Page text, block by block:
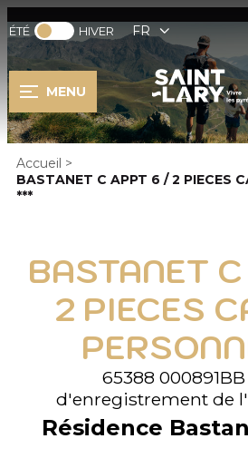
ÉTÉ HIVER FR
MENU
Accueil >
BASTANET C APPT 6 / 2 PIECES
***
BASTANET
2 PIECES
65388 000891BB
d'enregistrement de
Résidence